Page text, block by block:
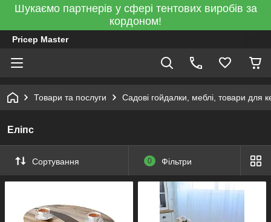
Шукаємо партнерів у сфері тентових виробів за
кордоном!
Pricep Master
Товари та послуги Садові гойдалки, меблі, товари для
Еліпс
Сортування 0 Фільтри